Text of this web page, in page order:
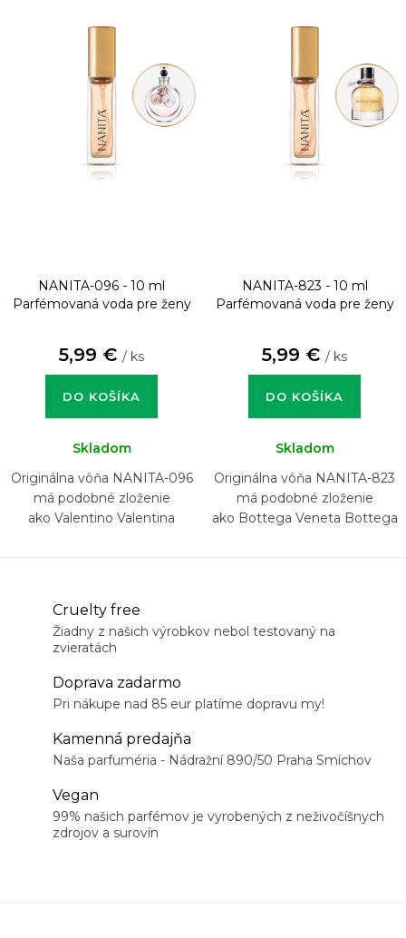
NANITA-096 - 10 ml
Parfémovaná voda pre ženy
5,99 € / ks
DO KOŠÍKA
Skladom
Originálna vôňa NANITA-096
má podobné zloženie
ako Valentino Valentina
NANITA-823 - 10 ml
Parfémovaná voda pre ženy
5,99 € / ks
DO KOŠÍKA
Skladom
Originálna vôňa NANITA-823
má podobné zloženie
ako Bottega Veneta Bottega
Cruelty free
Žiadny z našich výrobkov nebol testovaný na
zvieratách
Doprava zadarmo
Pri nákupe nad 85 eur platíme dopravu my!
Kamenná predajňa
Naša parfuméria - Nádražní 890/50 Praha Smíchov
Vegan
99% našich parfémov je vyrobených z neživočíšnych
zdrojov a surovín